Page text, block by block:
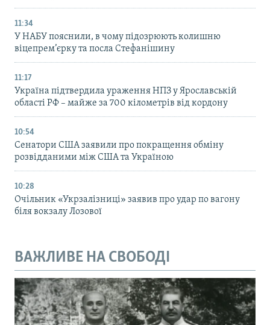
11:34
У НАБУ пояснили, в чому підозрюють колишню
віцепрем’єрку та посла Стефанішину
11:17
Україна підтвердила ураження НПЗ у Ярославській
області РФ – майже за 700 кілометрів від кордону
10:54
Сенатори США заявили про покращення обміну
розвідданими між США та Україною
10:28
Очільник «Укрзалізниці» заявив про удар по вагону
біля вокзалу Лозової
ВАЖЛИВЕ НА СВОБОДІ